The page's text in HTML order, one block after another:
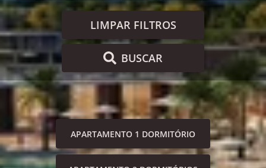
LIMPAR FILTROS
BUSCAR
APARTAMENTO 1 DORMITÓRIO